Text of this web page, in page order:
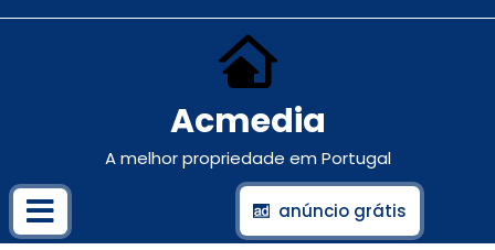
Acmedia
A melhor propriedade em Portugal
anúncio grátis